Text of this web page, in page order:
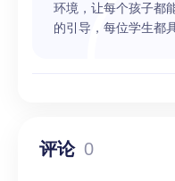
环境，让每个孩子都
的引导，每位学生都
评论 0